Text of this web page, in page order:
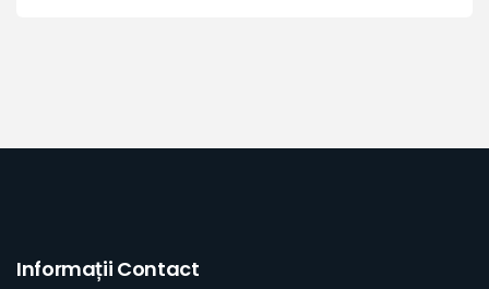
Informații Contact